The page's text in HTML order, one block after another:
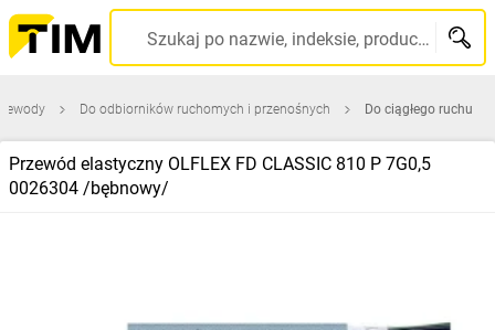
Szukaj po nazwie, indeksie, producencie, kodzie kreskowym...
Do odbiorników ruchomych i przenośnych Do ciągłego ruchu
Przewód elastyczny OLFLEX FD CLASSIC 810 P 7G0,5
0026304 /bębnowy/